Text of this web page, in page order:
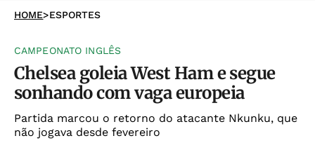
HOME>ESPORTES
CAMPEONATO INGLÊS
Chelsea goleia West Ham e segue
sonhando com vaga europeia
Partida marcou o retorno do atacante Nkunku, que
não jogava desde fevereiro